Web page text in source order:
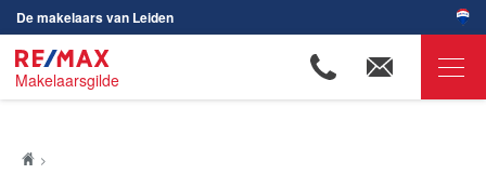
De makelaars van Leiden
Makelaarsgilde